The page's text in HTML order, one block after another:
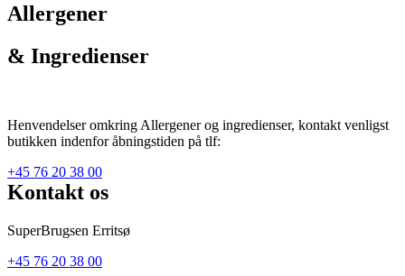
Allergener
& Ingredienser
Henvendelser omkring Allergener og ingredienser, kontakt venligst
butikken indenfor åbningstiden på tlf:
+45 76 20 38 00
Kontakt os
SuperBrugsen Erritsø
+45 76 20 38 00